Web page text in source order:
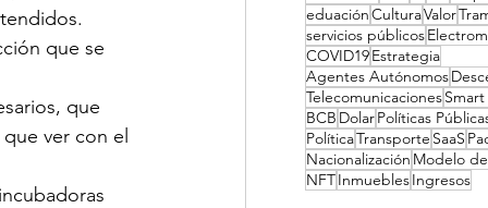
que se
que
ver con el
eduaciónCulturaValor
servicios públicos
COVID19Estrategia
Agentes Autónomos
Telecomunicaciones
BCB DolarPolíticas
PolíticaTransporte SaaS
Nacionalización Modelo
NFTInmueblesIngresos